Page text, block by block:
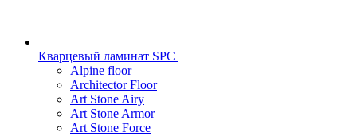
Кварцевый ламинат SPC
Alpine floor
Architector Floor
Art Stone Airy
Art Stone Armor
Art Stone Force